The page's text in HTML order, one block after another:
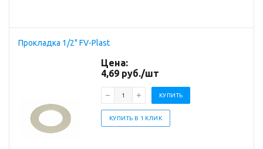
Прокладка 1/2" FV-Plast
Цена:
4,69 руб./шт
КУПИТЬ
КУПИТЬ В 1 КЛИК